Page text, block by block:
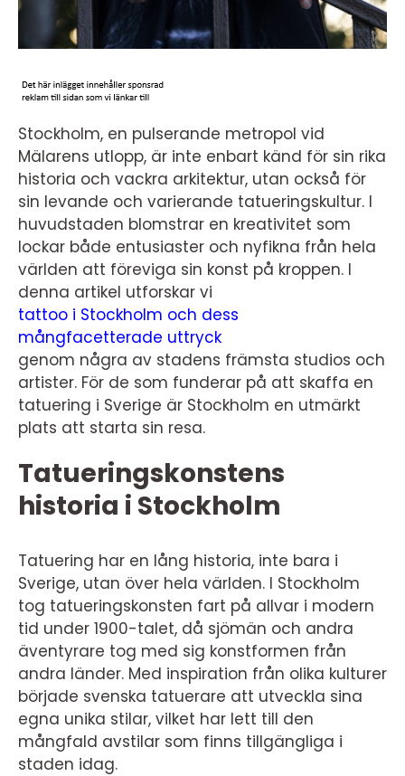
Stockholm, en pulserande metropol vid
Mälarens utlopp, är inte enbart känd för sin rika
historia och vackra arkitektur, utan också för
sin levande och varierande tatueringskultur. I
huvudstaden blomstrar en kreativitet som
lockar både entusiaster och nyfikna från hela
världen att föreviga sin konst på kroppen. I
denna artikel utforskar vi
tattoo i Stockholm och dess
mångfacetterade uttryck
genom några av stadens främsta studios och
artister. För de som funderar på att skaffa en
tatuering i Sverige är Stockholm en utmärkt
plats att starta sin resa.
Tatueringskonstens
historia i Stockholm
Tatuering har en lång historia, inte bara i
Sverige, utan över hela världen. I Stockholm
tog tatueringskonsten fart på allvar i modern
tid under 1900-talet, då sjömän och andra
äventyrare tog med sig konstformen från
andra länder. Med inspiration från olika kulturer
började svenska tatuerare att utveckla sina
egna unika stilar, vilket har lett till den
mångfald avstilar som finns tillgängliga i
staden idag.